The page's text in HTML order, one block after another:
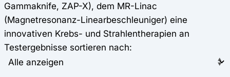
Gammaknife, ZAP-X), dem MR-Linac
(Magnetresonanz-Linearbeschleuniger) eine
innovativen Krebs- und Strahlentherapien an
Testergebnisse sortieren nach: